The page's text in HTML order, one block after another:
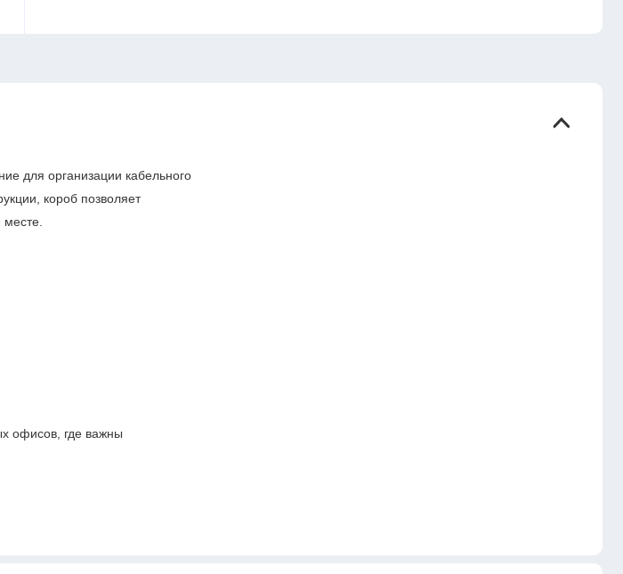
для организации кабельного
короб позволяет
офисов, где важны